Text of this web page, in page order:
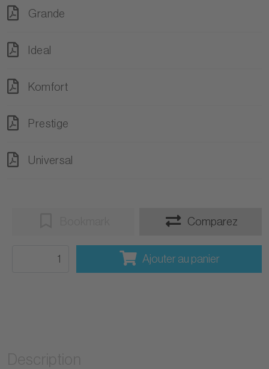
Grande
Ideal
Komfort
Prestige
Universal
Comparez
Ajouter au panier